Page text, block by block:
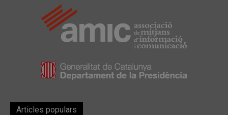
Articles populars